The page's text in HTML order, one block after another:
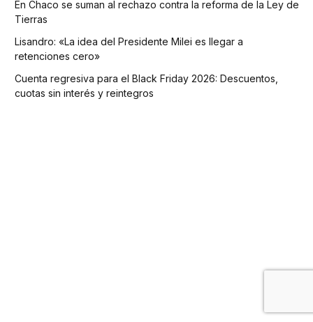
En Chaco se suman al rechazo contra la reforma de la Ley de
Tierras
Lisandro: «La idea del Presidente Milei es llegar a
retenciones cero»
Cuenta regresiva para el Black Friday 2026: Descuentos,
cuotas sin interés y reintegros